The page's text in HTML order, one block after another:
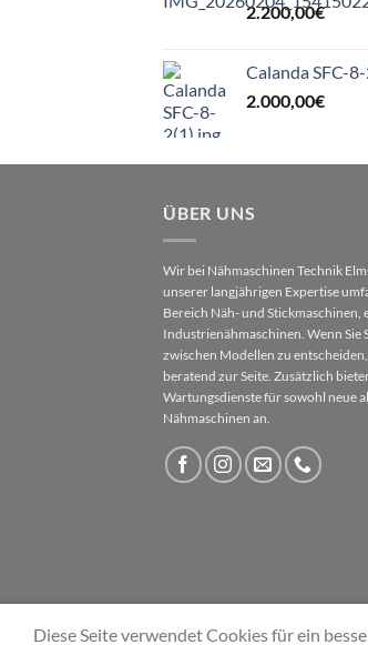
2.200,00€
Calanda SFC-
2.000,00€
ÜBER UNS
Wir bei Nähmaschinen Technik
unserer langjährigen Expertise
Bereich Näh- und Stickmaschinen,
Industrienähmaschinen. Wenn Sie
zwischen Modellen zu
beratend zur Seite. Zusätzlich
Wartungsdienste für sowohl neue
Nähmaschinen an.
Diese Seite verwendet Cookies für ein